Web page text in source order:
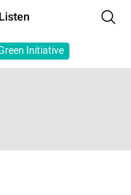
Initiative